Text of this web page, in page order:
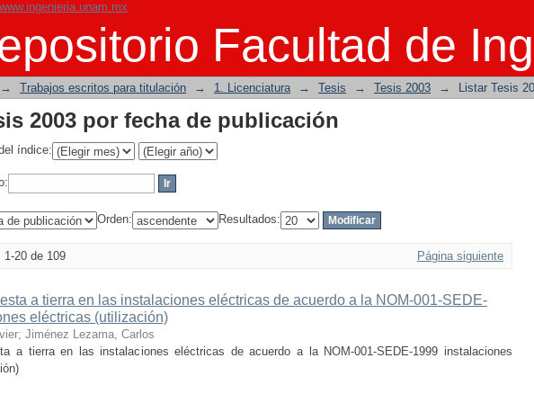
Facultad de
2003 por fecha de publicación
→ Trabajos escritos para titulación → 1. Licenciatura → Tesis → Tesis 2003 → Listar Tesis
2003 por fecha de publicación
índice:
Orden: Resultados:
1-20 de 109 Página siguiente
a tierra en las instalaciones eléctricas de acuerdo a la NOM-001-SEDE-
eléctricas (utilización)
; Jiménez Lezama, Carlos
a tierra en las instalaciones eléctricas de acuerdo a la NOM-001-SEDE-1999 instalaciones